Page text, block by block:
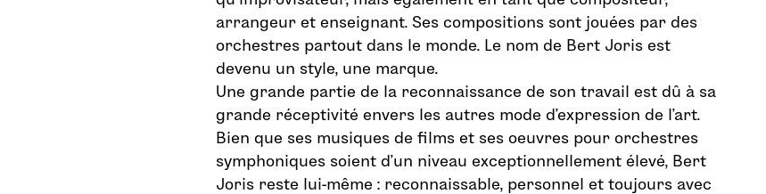
arrangeur et enseignant. Ses compositions sont jouées par des
orchestres partout dans le monde. Le nom de Bert Joris est
devenu un style, une marque.
Une grande partie de la reconnaissance de son travail est dû à sa
grande réceptivité envers les autres mode d’expression de l’art.
Bien que ses musiques de films et ses oeuvres pour orchestres
symphoniques soient d’un niveau exceptionnellement élevé, Bert
Joris reste lui-même : reconnaissable, personnel et toujours avec